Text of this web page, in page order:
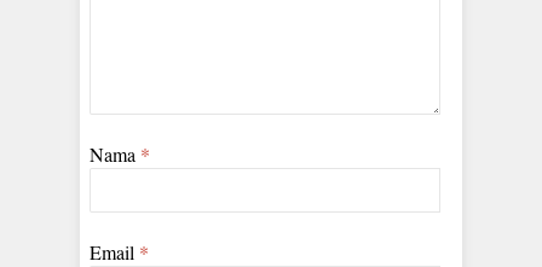
Nama *
Email *